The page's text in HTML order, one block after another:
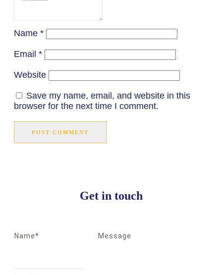
Name *
Email *
Website
Save my name, email, and website in this
browser for the next time I comment.
POST COMMENT
Get in touch
Name* Message